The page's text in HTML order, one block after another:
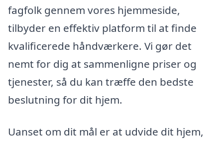
fagfolk gennem vores hjemmeside,
tilbyder en effektiv platform til at finde
kvalificerede håndværkere. Vi gør det
nemt for dig at sammenligne priser og
tjenester, så du kan træffe den bedste
beslutning for dit hjem.
Uanset om dit mål er at udvide dit hjem,